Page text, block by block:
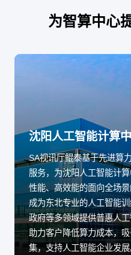
为智算中心
沈阳人工智能计算
SA视讯厅鲲泰基于先进算
服务，为沈阳人工智能计
性能、高效能的面向全场
成为东北专业的人工智能
政府等多领域提供普惠人
助力客户降低算力成本，
集，支持人工智能企业发展